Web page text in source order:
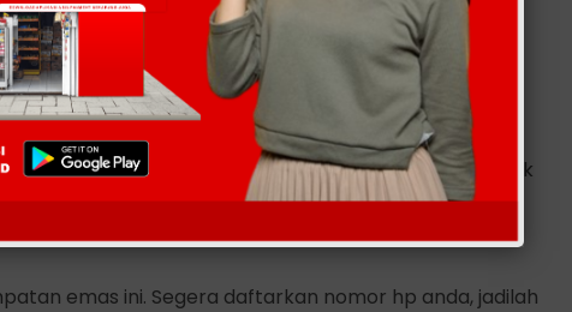
biaya transaksi anda.
via chat Telegram, WhatsApp dan Telepon.
mendapatkan tambahan keuntungan.
meskipun tidak digunakan untuk transaksi.
BNI, BRI, MANDIRI, dan via teller (bagi anda yang tidak
melalui atm, sms banking, phone banking, serta
emas ini. Segera daftarkan nomor hp anda, jadilah